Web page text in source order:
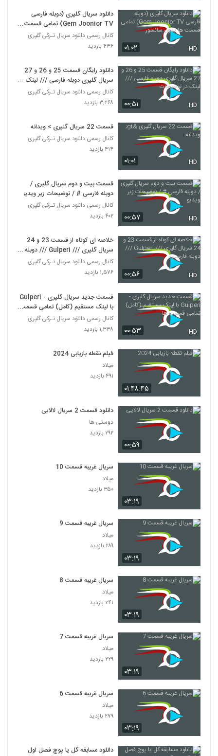
۰۱:۰۲ HD
دانلود سریال گلپری (دوبله فارسی
Gem Joonior TV) تمامی قسمت
ها بدون سانسور
کانال رسمی دانلود سریال تـرکی گلپری
۴۳۶ بازدید
۰۰:۵۱ HD
دانلود رایگان قسمت 25 و 26 و 27
سریال گلپری دوبله فارسی /// لینک در
توضیحات
کانال رسمی دانلود سریال تـرکی گلپری
۳,۲۶۸ بازدید
۰۱:۰۱ HD
قسمت 22 سریال گلپری > ویدانه
کانال رسمی دانلود سریال تـرکی گلپری
۴۱۴ بازدید
۰۰:۵۷ HD
قسمت بیت و دوم سریال گلپری /
دوبله فارسی # / توضیحات زیر ویدیو
کانال رسمی دانلود سریال تـرکی گلپری
۴۰۲ بازدید
۰۰:۵۶ HD
خلاصه ای کوتاه از قسمت 23 و 24
سریال گلپری /// Gulperi /// دوبله
فارسی
کانال رسمی دانلود سریال تـرکی گلپری
۱,۵۷۶ بازدید
۰۰:۵۳ HD
قسمت جدید سریال گلپری - Gulperi
با لینک مستقیم (کامل) تمامی قسمت
ها
کانال رسمی دانلود سریال تـرکی گلپری
۱,۳۳۸ بازدید
۰۱:۴۸:۴۵
فیلم نقطه بازیابی 2024
میلاد
۴۹۱ بازدید
۰۰:۵۹
دانلود قسمت 2 سریال لالایی
دوستی ها
۲۹۲ بازدید
۰۳:۱۹
سریال غریبه قسمت 10
میلاد
۳۵۰ بازدید
۰۳:۱۹
سریال غریبه قسمت 9
میلاد
۲۸۹ بازدید
۰۳:۱۹
سریال غریبه قسمت 8
میلاد
۲۴۱ بازدید
۰۳:۱۹
سریال غریبه قسمت 7
میلاد
۲۲۹ بازدید
۰۳:۱۹
سریال غریبه قسمت 6
میلاد
۲۷۹ بازدید
دانلود مسابقه گل یا پوچ فصل اول